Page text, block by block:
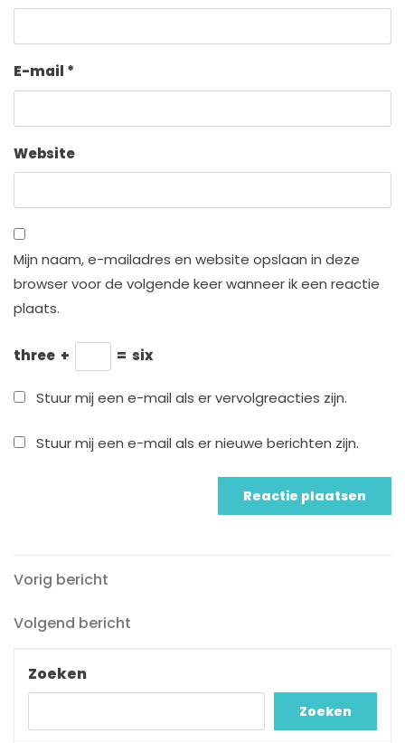
E-mail *
Website
Mijn naam, e-mailadres en website opslaan in deze
browser voor de volgende keer wanneer ik een reactie
plaats.
three + = six
Stuur mij een e-mail als er vervolgreacties zijn.
Stuur mij een e-mail als er nieuwe berichten zijn.
Berichtnavigatie
Vorig
Vorig bericht
Volgend
Volgend bericht
Zoeken
Zoeken